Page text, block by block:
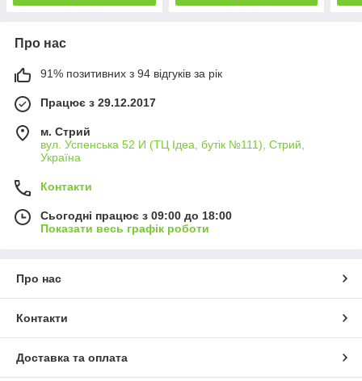
Про нас
91% позитивних з 94 відгуків за рік
Працює з 29.12.2017
м. Стрий
вул. Успенська 52 И (ТЦ Ідеа, бутік №111), Стрий,
Україна
Контакти
Сьогодні працює з 09:00 до 18:00
Показати весь графік роботи
Про нас
Контакти
Доставка та оплата